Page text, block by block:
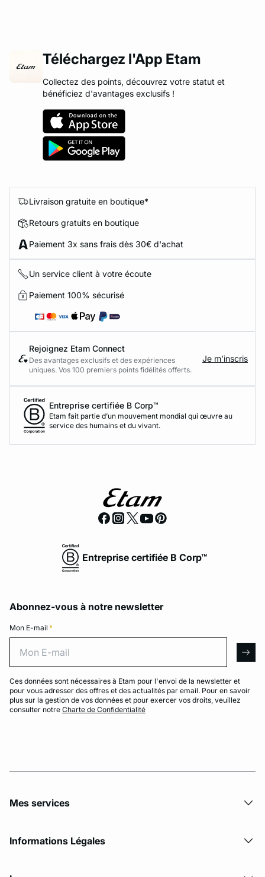
Téléchargez l'App Etam
Collectez des points, découvrez votre statut et
bénéficiez d'avantages exclusifs !
Livraison gratuite en boutique*
Retours gratuits en boutique
Paiement 3x sans frais dès 30€ d'achat
Un service client à votre écoute
Paiement 100% sécurisé
Rejoignez Etam Connect
Des avantages exclusifs et des expériences
uniques. Vos 100 premiers points fidélités offerts.
Je m’inscris
Entreprise certifiée B Corp™
Etam fait partie d’un mouvement mondial qui œuvre au
service des humains et du vivant.
Entreprise certifiée B Corp™
Abonnez-vous à notre newsletter
Mon E-mail *
Ces données sont nécessaires à Etam pour l'envoi de la newsletter et
pour vous adresser des offres et des actualités par email. Pour en savoir
plus sur la gestion de vos données et pour exercer vos droits, veuillez
consulter notre Charte de Confidentialité
Mes services
Informations Légales